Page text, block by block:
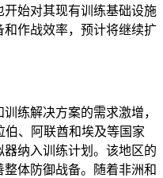
始对其现有训练基础设施
作战效率，预计将继续扩
练解决方案的需求激增，
伯、阿联酋和埃及等国家
纳入训练计划。该地区的
体防御战备。随着非洲和